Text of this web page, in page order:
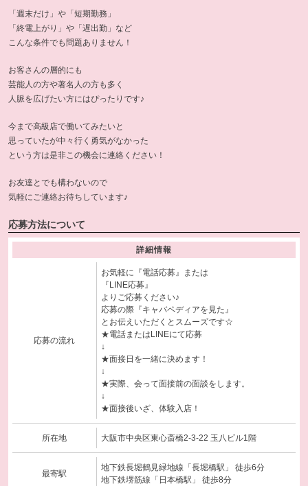
「週末だけ」や「短期勤務」
「終電上がり」や「遅出勤」など
こんな条件でも問題ありません！
お客さんの層的にも
芸能人の方や著名人の方も多く
人脈を広げたい方にはぴったりです♪
今まで高級店で働いてみたいと
思っていたが中々行く勇気がなかった
という方は是非この機会に連絡ください！
お友達とでも構わないので
気軽にご連絡お待ちしています♪
応募方法について
詳細情報
応募の流れ
お気軽に『電話応募』または
『LINE応募』
よりご応募ください♪
応募の際『キャバペディアを見た』
とお伝えいただくとスムーズです☆
★電話またはLINEにて応募
↓
★面接日を一緒に決めます！
↓
★実際、会って面接前の面談をします。
↓
★面接後いざ、体験入店！
所在地 大阪市中央区東心斎橋2-3-22 玉八ビル1階
最寄駅
地下鉄長堀鶴見緑地線「長堀橋駅」 徒歩6分
地下鉄堺筋線「日本橋駅」 徒歩8分